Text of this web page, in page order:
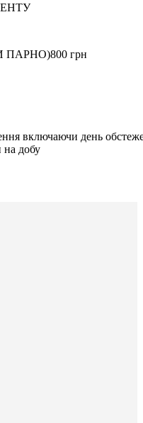
ПАРНО)800 грн
включаючи день
на добу